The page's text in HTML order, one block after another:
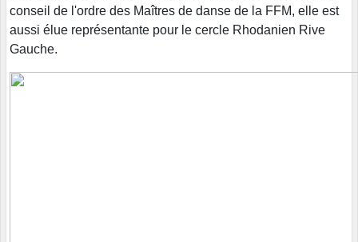
conseil de l'ordre des Maîtres de danse de la FFM, elle est
aussi élue représentante pour le cercle Rhodanien Rive
Gauche.